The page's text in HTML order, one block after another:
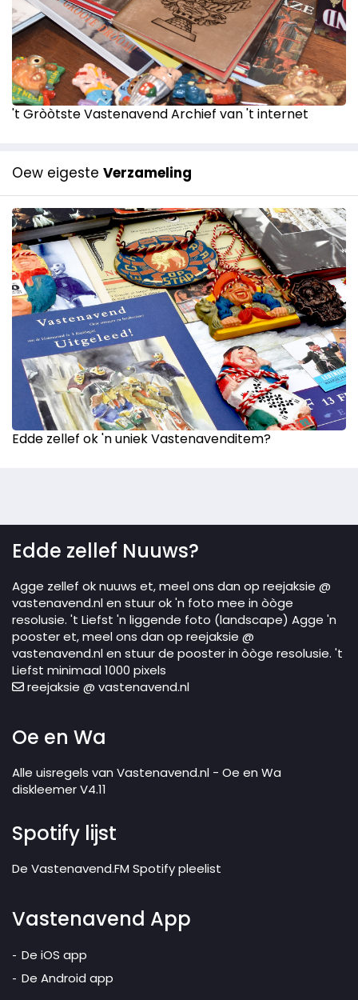
't Gròòtste Vastenavend Archief van 't internet
Oew eigeste Verzameling
Edde zellef ok 'n uniek Vastenavenditem?
Edde zellef Nuuws?
Agge zellef ok nuuws et, meel ons dan op reejaksie @
vastenavend.nl en stuur ok 'n foto mee in òòge
resolusie. 't Liefst 'n liggende foto (landscape) Agge 'n
pooster et, meel ons dan op reejaksie @
vastenavend.nl en stuur de pooster in òòge resolusie. 't
Liefst minimaal 1000 pixels
reejaksie @ vastenavend.nl
Oe en Wa
Alle uisregels van Vastenavend.nl - Oe en Wa
diskleemer V4.11
Spotify lijst
De Vastenavend.FM Spotify pleelist
Vastenavend App
De iOS app
De Android app